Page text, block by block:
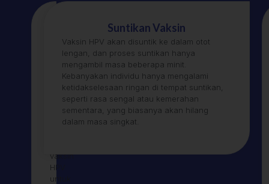
Pemeriksaan
Sebelum
vaksin
diberikan,
doktor
akan
melakukan
pemeriksaan
ringkas
vaksin
HPV
untuk
Suntikan Vaksin
Vaksin HPV akan disuntik ke dalam otot
lengan, dan proses suntikan hanya
mengambil masa beberapa minit.
Kebanyakan individu hanya mengalami
ketidakselesaan ringan di tempat suntikan,
seperti rasa sengal atau kemerahan
sementara, yang biasanya akan hilang
dalam masa singkat.